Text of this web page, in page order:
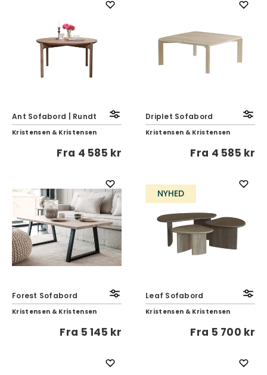
Ant Sofabord | Rundt
Kristensen & Kristensen
Fra 4 585 kr
Driplet Sofabord
Kristensen & Kristensen
Fra 4 585 kr
Forest Sofabord
Kristensen & Kristensen
Fra 5 145 kr
NYHED
Leaf Sofabord
Kristensen & Kristensen
Fra 5 700 kr